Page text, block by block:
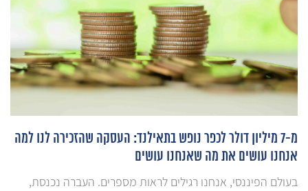
מ-7 מיליון דולר לכפר נופש בתאילנד: העסקה שהזכירה לנו למה
אנחנו עושים את מה שאנחנו עושים
בעולם הפיננסי, אנחנו רגילים לראות מספרים. העברה נכנסת,